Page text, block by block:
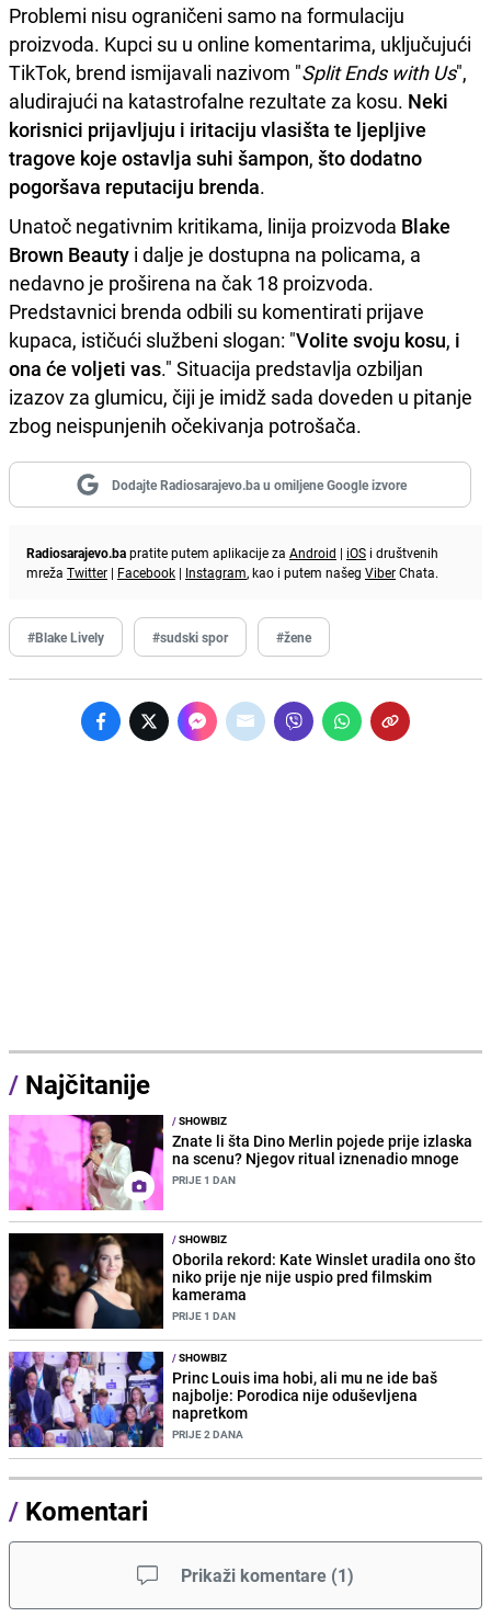
Problemi nisu ograničeni samo na formulaciju
proizvoda. Kupci su u online komentarima, uključujući
TikTok, brend ismijavali nazivom "Split Ends with Us",
aludirajući na katastrofalne rezultate za kosu. Neki
korisnici prijavljuju i iritaciju vlasišta te ljepljive
tragove koje ostavlja suhi šampon, što dodatno
pogoršava reputaciju brenda.
Unatoč negativnim kritikama, linija proizvoda Blake
Brown Beauty i dalje je dostupna na policama, a
nedavno je proširena na čak 18 proizvoda.
Predstavnici brenda odbili su komentirati prijave
kupaca, ističući službeni slogan: "Volite svoju kosu, i
ona će voljeti vas." Situacija predstavlja ozbiljan
izazov za glumicu, čiji je imidž sada doveden u pitanje
zbog neispunjenih očekivanja potrošača.
Dodajte Radiosarajevo.ba u omiljene Google izvore
Radiosarajevo.bapratite putem aplikacije za Android | iOS i društvenih
mreža Twitter | Facebook | Instagram, kao i putem našeg ViberChata.
#Blake Lively #sudski spor #žene
/ Najčitanije
/SHOWBIZ
Znate li šta Dino Merlin pojede prije izlaska
na scenu? Njegov ritual iznenadio mnoge
PRIJE 1 DAN
/SHOWBIZ
Oborila rekord: Kate Winslet uradila ono što
niko prije nje nije uspio pred filmskim
kamerama
PRIJE 1 DAN
/SHOWBIZ
Princ Louis ima hobi, ali mu ne ide baš
najbolje: Porodica nije oduševljena
napretkom
PRIJE 2 DANA
/ Komentari
Prikaži komentare (1)